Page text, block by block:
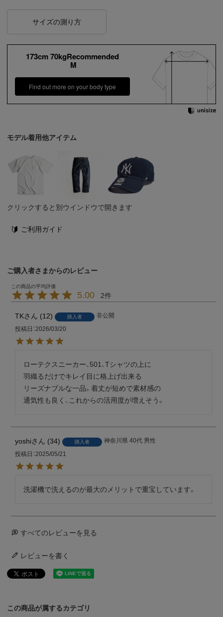
サイズの測り方
173cm 70kgRecommended
M
Find out more on your body type
モデル着用他アイテム
クリックすると別ウインドウで開きます
ご利用ガイド
ご購入者さまからのレビュー
5.00 2
TK 12 購入者
非公開
投稿日 2026/03/20
ローテクスニーカー、501、Tシャツの上に
羽織るだけでキレイ目に格上げ出来る
リーズナブルな一品。着丈が短めで素材感の
通気性も良く、これからの活用度が増えそう。
yoshi 34 購入者 神奈川県 40代 男性
投稿日 2025/05/21
洗濯機で洗えるのが最大のメリットで重宝しています。
すべてのレビューを見る
レビューを書く
この商品が属するカテゴリ